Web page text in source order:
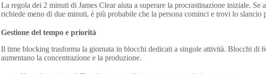
La regola dei 2 minuti di James Clear aiuta a superare la procrastinazione iniziale. Se
richiede meno di due minuti, è più probabile che la persona cominci e trovi lo slancio
Gestione del tempo e priorità
Il time blocking trasforma la giornata in blocchi dedicati a singole attività. Blocchi di
aumentano la concentrazione e la produzione.